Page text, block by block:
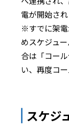
電が開始され
※すでに架
めスケジュ
合は「コー
い、再度コ
スケジ